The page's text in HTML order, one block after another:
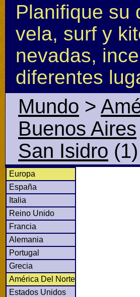
Planifique su
vela, surf y
nevadas,
diferentes
Mundo >
Buenos Aires
San Isidro (1)
Europa
España
Italia
Reino Unido
Francia
Alemania
Portugal
Grecia
América Del Norte
Estados Unidos